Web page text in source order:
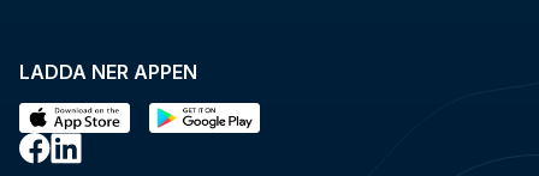
LADDA NER APPEN